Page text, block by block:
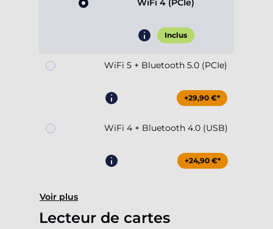
WiFi 4 (PCIe)
Inclus
WiFi 5 + Bluetooth 5.0 (PCIe)
+29,90 €*
WiFi 4 + Bluetooth 4.0 (USB)
+24,90 €*
Voir plus
Lecteur de cartes